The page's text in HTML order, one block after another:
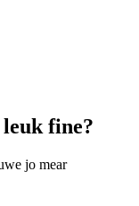
fine?
jo mear